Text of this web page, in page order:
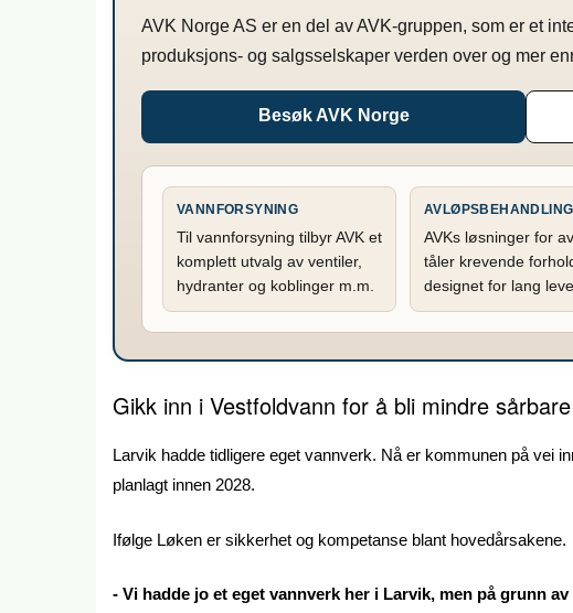
AVK Norge AS er en del av AVK-gruppen, som er et
produksjons- og salgsselskaper verden over og mer
Besøk AVK Norge
VANNFORSYNING
Til vannforsyning tilbyr AVK et
komplett utvalg av ventiler,
hydranter og koblinger m.m.
AVLØPSBEHANDLING
AVKs løsninger for
tåler krevende
designet for lang
Gikk inn i Vestfoldvann for å bli mindre sårbare
Larvik hadde tidligere eget vannverk. Nå er kommunen på vei
planlagt innen 2028.
Ifølge Løken er sikkerhet og kompetanse blant hovedårsakene.
- Vi hadde jo et eget vannverk her i Larvik, men på grunn